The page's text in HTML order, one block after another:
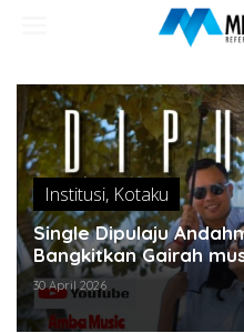
Institusi, Kotaku
Single Dipulaju
Bangkitkan Gairah
30 April 2026